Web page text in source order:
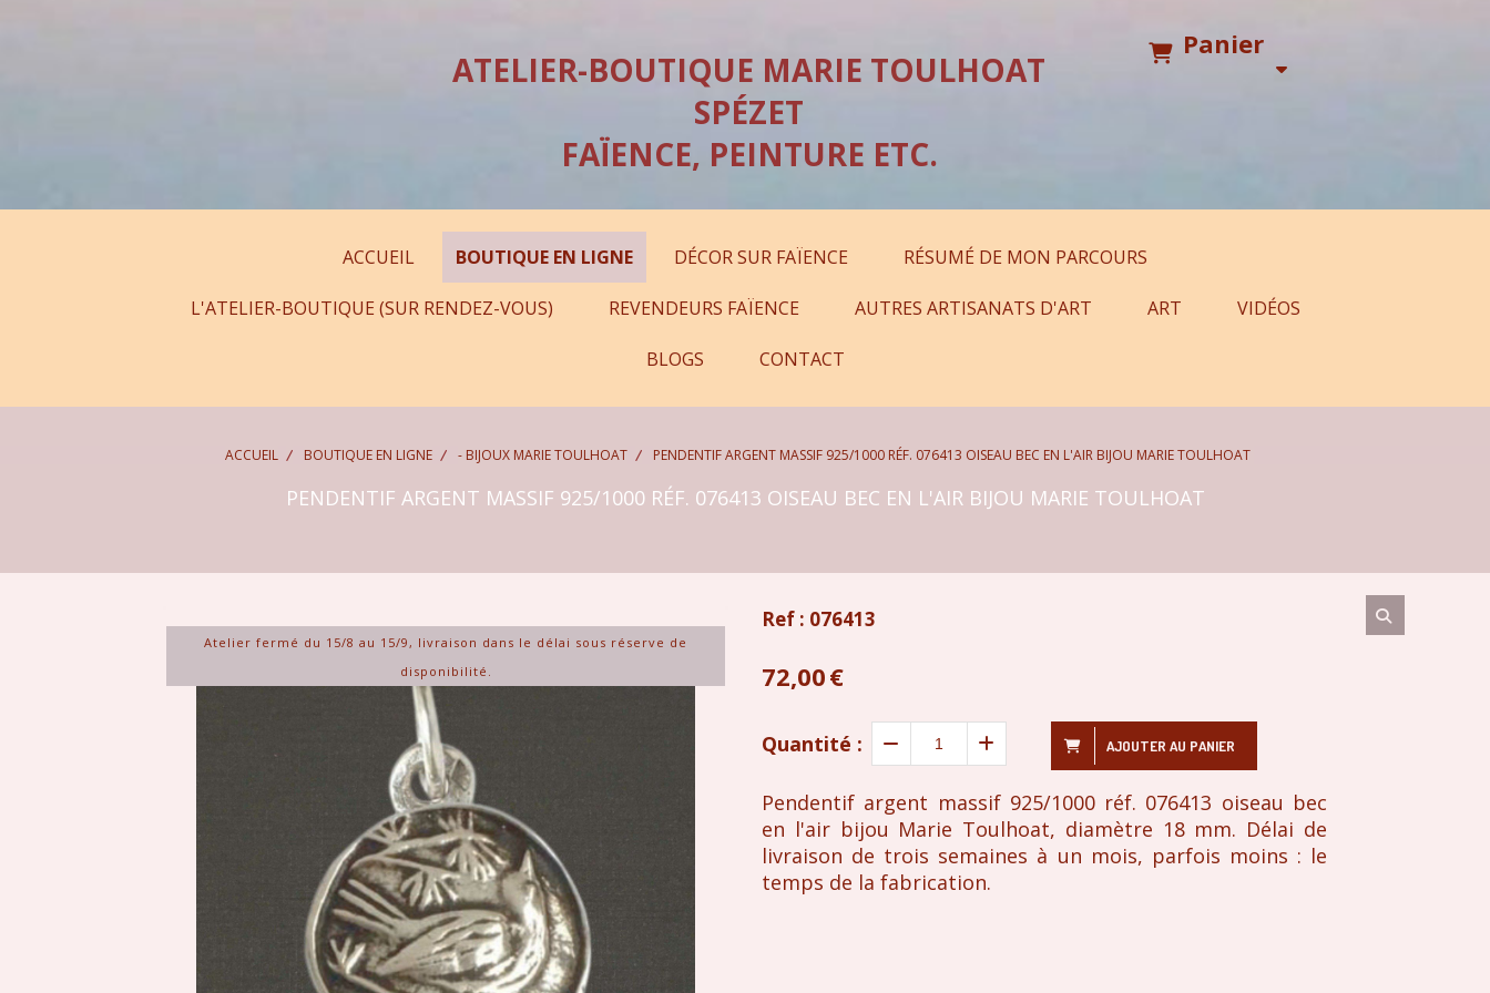
ATELIER-BOUTIQUE MARIE TOULHOAT
SPÉZET
FAÏENCE, PEINTURE ETC.
Panier
ACCUEIL BOUTIQUE EN LIGNE DÉCOR SUR FAÏENCE RÉSUMÉ DE MON PARCOURS
L'ATELIER-BOUTIQUE (SUR RENDEZ-VOUS) REVENDEURS FAÏENCE AUTRES ARTISANATS D'ART ART VIDÉOS
BLOGS CONTACT
ACCUEIL BOUTIQUE EN LIGNE - BIJOUX MARIE TOULHOAT PENDENTIF ARGENT MASSIF 925/1000 RÉF. 076413 OISEAU BEC EN L'AIR BIJOU MARIE TOULHOAT
PENDENTIF ARGENT MASSIF 925/1000 RÉF. 076413 OISEAU BEC EN L'AIR BIJOU MARIE TOULHOAT
Atelier fermé du 15/8 au 15/9, livraison dans le délai sous réserve de
disponibilité.
Ref : 076413
72,00€
Quantité : AJOUTER AU PANIER
Pendentif argent massif 925/1000 réf. 076413 oiseau bec
en l'air bijou Marie Toulhoat, diamètre 18 mm. Délai de
livraison de trois semaines à un mois, parfois moins : le
temps de la fabrication.